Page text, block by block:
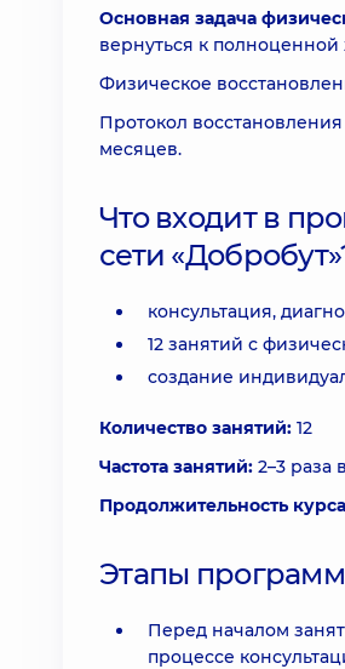
Основная задача
вернуться к
Физическое
Протокол
месяцев.
Что входит в
сети
консультация,
12 занятий с
создание
Количество занятий: 12
Частота занятий: 2–3 раза
Продолжительность
Этапы
Перед началом
процессе